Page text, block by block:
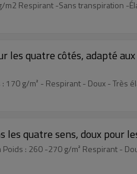
m2 Respirant -Sans transpiration -
les quatre côtés, adapté
170 g/m² - Respirant - Doux - Très
les quatre sens, doux
: 260 -270 g/m² Respirant -